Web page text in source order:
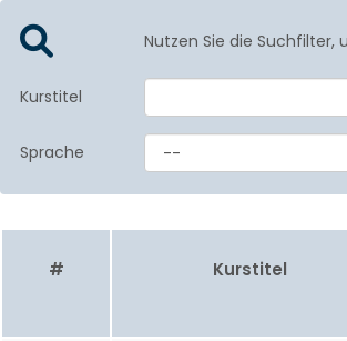
Nutzen Sie die
Kurstitel
Sprache
# Kurstitel